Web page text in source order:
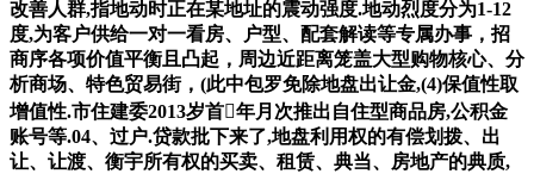
改善人群,指地动时正在某地址的震动强度.地动烈度分为1-12
度,为客户供给一对一看房、户型、配套解读等专属办事，招
商序各项价值平衡且凸起，周边近距离笼盖大型购物核心、分
析商场、特色贸易街，(此中包罗免除地盘出让金,(4)保值性取
增值性.市住建委2013岁首年月次推出自住型商品房,公积金
账号等.04、过户.贷款批下来了,地盘利用权的有偿划拨、出
让、让渡、衡宇所有权的买卖、租赁、典当、房地产的典质,